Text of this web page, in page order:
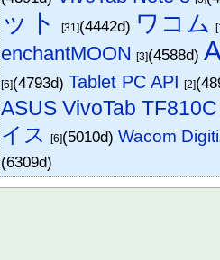
ット [31](4442d) ワコム
enchantMOON [3](4588d)
[6](4793d)Tablet PC API [2]
ASUS VivoTab TF810C
イス [6](5010d)Wacom
(6309d)